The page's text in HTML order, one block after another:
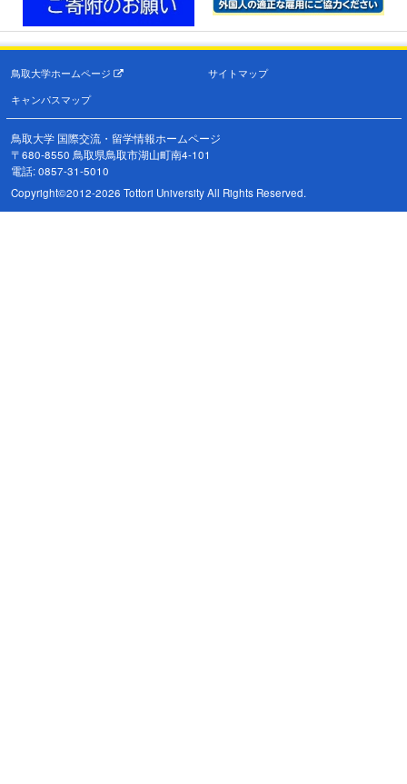
鳥取大学ホームページ
サイトマップ
キャンパスマップ
鳥取大学 国際交流・留学情報ホームページ
〒680-8550 鳥取県鳥取市湖山町南4-101
電話: 0857-31-5010
Copyright©2012-2026 Tottori University All Rights Reserved.